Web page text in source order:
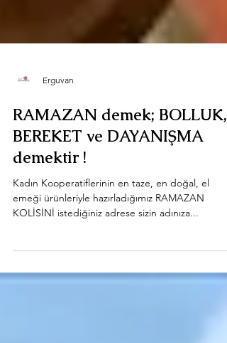
Erguvan
BEREKET ve DAYANIŞMA
demektir !
emeği ürünleriyle hazırladığımız RAMAZAN
KOLİSİNİ istediğiniz adrese sizin adınıza...